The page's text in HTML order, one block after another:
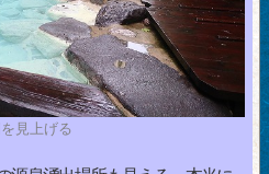
見上げる